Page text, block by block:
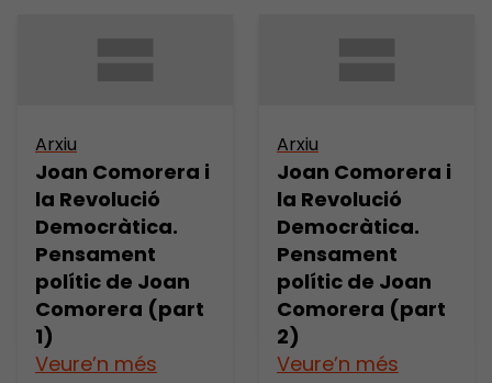
Arxiu
Joan Comorera i
la Revolució
Democràtica.
Pensament
polític de Joan
Comorera (part
1)
Veure’n més
Arxiu
Joan Comorera i
la Revolució
Democràtica.
Pensament
polític de Joan
Comorera (part
2)
Veure’n més